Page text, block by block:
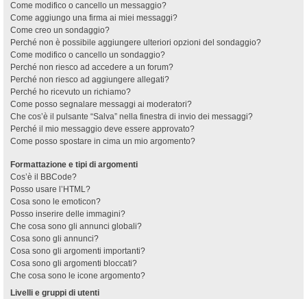
Come modifico o cancello un messaggio?
Come aggiungo una firma ai miei messaggi?
Come creo un sondaggio?
Perché non è possibile aggiungere ulteriori opzioni del sondaggio?
Come modifico o cancello un sondaggio?
Perché non riesco ad accedere a un forum?
Perché non riesco ad aggiungere allegati?
Perché ho ricevuto un richiamo?
Come posso segnalare messaggi ai moderatori?
Che cos’è il pulsante “Salva” nella finestra di invio dei messaggi?
Perché il mio messaggio deve essere approvato?
Come posso spostare in cima un mio argomento?
Formattazione e tipi di argomenti
Cos’è il BBCode?
Posso usare l’HTML?
Cosa sono le emoticon?
Posso inserire delle immagini?
Che cosa sono gli annunci globali?
Cosa sono gli annunci?
Cosa sono gli argomenti importanti?
Cosa sono gli argomenti bloccati?
Che cosa sono le icone argomento?
Livelli e gruppi di utenti